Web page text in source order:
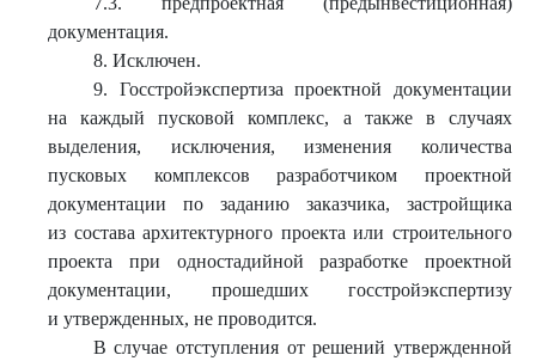
документация.
8. Исключен.
9. Госстройэкспертиза проектной документации
на каждый пусковой комплекс, а также в случаях
выделения, исключения, изменения количества
пусковых комплексов разработчиком проектной
документации по заданию заказчика, застройщика
из состава архитектурного проекта или строительного
проекта при одностадийной разработке проектной
документации, прошедших госстройэкспертизу
и утвержденных, не проводится.
В случае отступления от решений утвержденной